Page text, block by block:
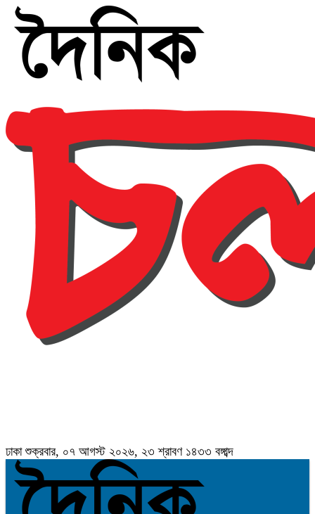
ঢাকাশুক্রবার, ০৭ আগস্ট ২০২৬, ২৩ শ্রাবণ ১৪৩৩ বঙ্গাব্দ